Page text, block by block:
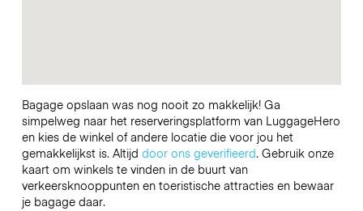
Bagage opslaan was nog nooit zo makkelijk! Ga
simpelweg naar het reserveringsplatform van LuggageHero
en kies de winkel of andere locatie die voor jou het
gemakkelijkst is. Altijd door ons geverifieerd. Gebruik onze
kaart om winkels te vinden in de buurt van
verkeersknooppunten en toeristische attracties en bewaar
je bagage daar.